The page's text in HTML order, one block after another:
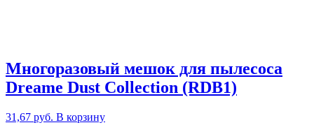
Многоразовый мешок для пылесоса
Dreame Dust Collection (RDB1)
31,67 руб. В корзину